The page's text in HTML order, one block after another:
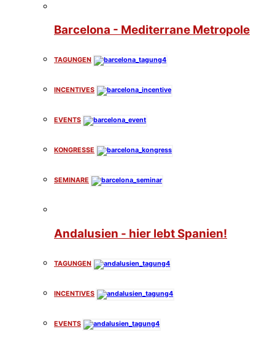
Barcelona - Mediterrane Metropole
TAGUNGEN
INCENTIVES
EVENTS
KONGRESSE
SEMINARE
Andalusien - hier lebt Spanien!
TAGUNGEN
INCENTIVES
EVENTS